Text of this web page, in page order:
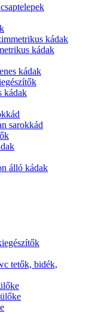
kádak
kádak
kádak
kádak
sarokkád
álló kádak
tetők, bidék,